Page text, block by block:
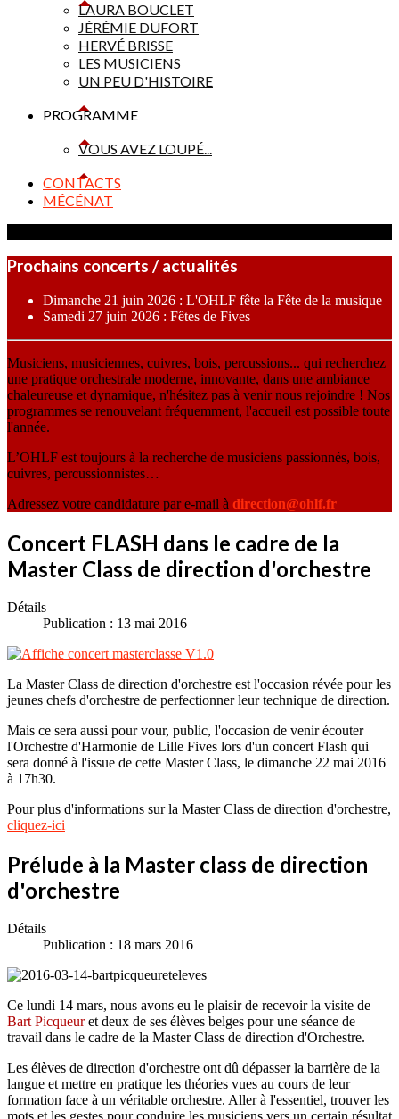
LAURA BOUCLET
JÉRÉMIE DUFORT
HERVÉ BRISSE
LES MUSICIENS
UN PEU D'HISTOIRE
PROGRAMME
VOUS AVEZ LOUPÉ...
CONTACTS
MÉCÉNAT
Prochains concerts / actualités
Dimanche 21 juin 2026 : L'OHLF fête la Fête de la musique
Samedi 27 juin 2026 : Fêtes de Fives
Musiciens, musiciennes, cuivres, bois, percussions... qui recherchez
une pratique orchestrale moderne, innovante, dans une ambiance
chaleureuse et dynamique, n'hésitez pas à venir nous rejoindre ! Nos
programmes se renouvelant fréquemment, l'accueil est possible toute
l'année.
L’OHLF est toujours à la recherche de musiciens passionnés, bois,
cuivres, percussionnistes…
Adressez votre candidature par e-mail à direction@ohlf.fr
Concert FLASH dans le cadre de la
Master Class de direction d'orchestre
Détails
Publication : 13 mai 2016
La Master Class de direction d'orchestre est l'occasion révée pour les
jeunes chefs d'orchestre de perfectionner leur technique de direction.
Mais ce sera aussi pour vour, public, l'occasion de venir écouter
l'Orchestre d'Harmonie de Lille Fives lors d'un concert Flash qui
sera donné à l'issue de cette Master Class, le dimanche 22 mai 2016
à 17h30.
Pour plus d'informations sur la Master Class de direction d'orchestre,
cliquez-ici
Prélude à la Master class de direction
d'orchestre
Détails
Publication : 18 mars 2016
Ce lundi 14 mars, nous avons eu le plaisir de recevoir la visite de
Bart Picqueuret deux de ses élèves belges pour une séance de
travail dans le cadre de la Master Class de direction d'Orchestre.
Les élèves de direction d'orchestre ont dû dépasser la barrière de la
langue et mettre en pratique les théories vues au cours de leur
formation face à un véritable orchestre. Aller à l'essentiel, trouver les
mots et les gestes pour conduire les musiciens vers un certain résultat